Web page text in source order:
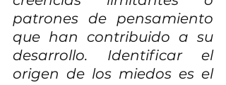
patrones de pensamiento
que han contribuido a su
desarrollo. Identificar el
origen de los miedos es el